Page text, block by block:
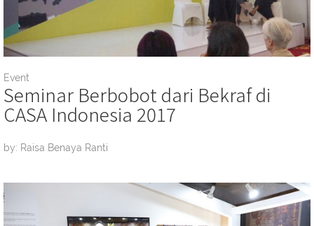
Event
Seminar Berbobot dari Bekraf di
CASA Indonesia 2017
by: Raisa Benaya Ranti